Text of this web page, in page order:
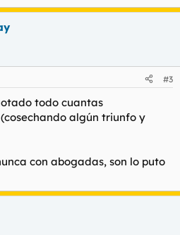
#3
todo cuantas
algún triunfo y
con abogadas, son lo puto